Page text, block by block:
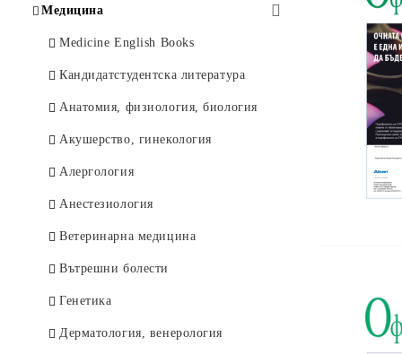
Икономика
Право и дипломация
История
Философия
Документални и мемоари
Художествени
Духовни учения
Туризъм и отдих
Детски
Други
Чуждоезикови
Клинична психология
Психиатрия
Психично здраве
Философия
Художествена литература
Чуждоезични книги
Нотни издания
Други
Медицина
Medicine English Books
Кандидатстудентска литература
Анатомия, физиология, биология
Акушерство, гинекология
Алергология
Анестезиология
Ветеринарна медицина
Вътрешни болести
Генетика
Дерматология, венерология